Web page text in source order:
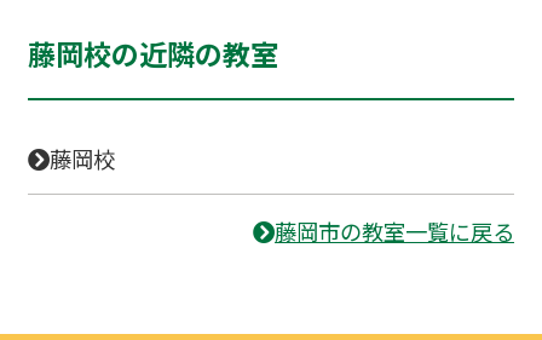
藤岡校の近隣の教室
藤岡校
藤岡市の教室一覧に戻る